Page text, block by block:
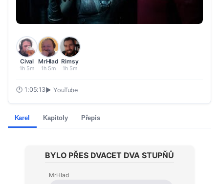
Cival
1h 5m
MrHlad
1h 5m
Rimsy
1h 5m
🕐 1:05:13▶ YouTube
Karel Kapitoly Přepis
BYLO PŘES DVACET DVA STUPŇŮ
MrHlad